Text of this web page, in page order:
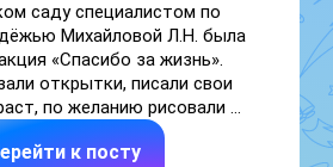
саду специалистом по
Михайловой Л.Н. была
«Спасибо за жизнь».
открытки, писали свои
по желанию рисовали
и сердечки. Вечером, дети
поделки  родителям.
к посту